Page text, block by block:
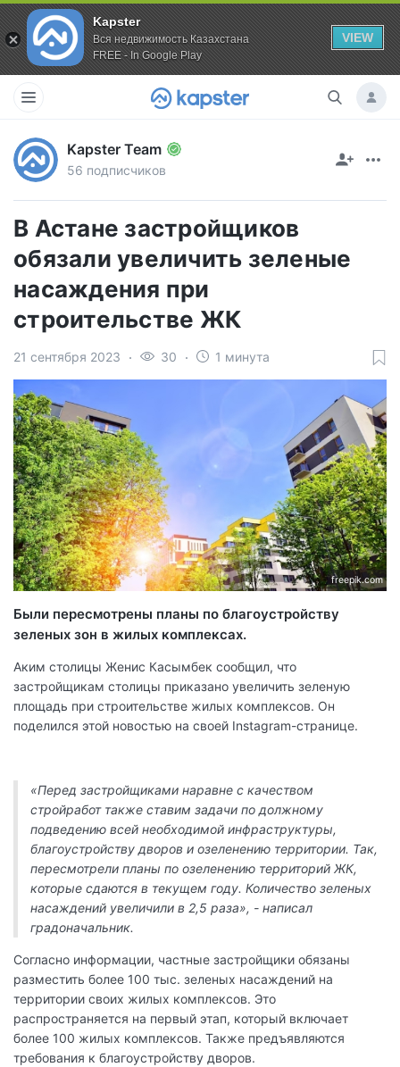
Kapster
Вся недвижимость Казахстана
FREE - In Google Play
VIEW
Kapster Team
56 подписчиков
В Астане застройщиков
обязали увеличить зеленые
насаждения при
строительстве ЖК
21 сентября 2023 30 1 минута
freepik.com
Были пересмотрены планы по благоустройству
зеленых зон в жилых комплексах.
Аким столицы Женис Касымбек сообщил, что
застройщикам столицы приказано увеличить зеленую
площадь при строительстве жилых комплексов. Он
поделился этой новостью на своей Instagram-странице.
«Перед застройщиками наравне с качеством
стройработ также ставим задачи по должному
подведению всей необходимой инфраструктуры,
благоустройству дворов и озеленению территории. Так,
пересмотрели планы по озеленению территорий ЖК,
которые сдаются в текущем году. Количество зеленых
насаждений увеличили в 2,5 раза», - написал
градоначальник.
Согласно информации, частные застройщики обязаны
разместить более 100 тыс. зеленых насаждений на
территории своих жилых комплексов. Это
распространяется на первый этап, который включает
более 100 жилых комплексов. Также предъявляются
требования к благоустройству дворов.